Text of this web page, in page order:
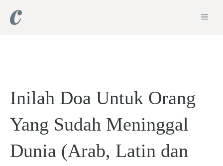
Inilah Doa Untuk Orang
Yang Sudah Meninggal
Dunia (Arab, Latin dan